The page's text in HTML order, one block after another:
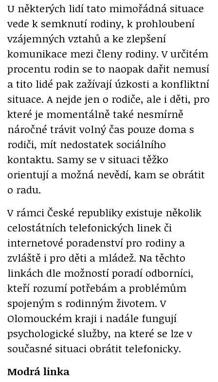
U některých lidí tato mimořádná situace
vede k semknutí rodiny, k prohloubení
vzájemných vztahů a ke zlepšení
komunikace mezi členy rodiny. V určitém
procentu rodin se to naopak dařit nemusí
a tito lidé pak zažívají úzkosti a konfliktní
situace. A nejde jen o rodiče, ale i děti, pro
které je momentálně také nesmírně
náročné trávit volný čas pouze doma s
rodiči, mít nedostatek sociálního
kontaktu. Samy se v situaci těžko
orientují a možná nevědí, kam se obrátit
o radu.
V rámci České republiky existuje několik
celostátních telefonických linek či
internetové poradenství pro rodiny a
zvláště i pro děti a mládež. Na těchto
linkách dle možností poradí odborníci,
kteří rozumí potřebám a problémům
spojeným s rodinným životem. V
Olomouckém kraji i nadále fungují
psychologické služby, na které se lze v
současné situaci obrátit telefonicky.
Modrá linka